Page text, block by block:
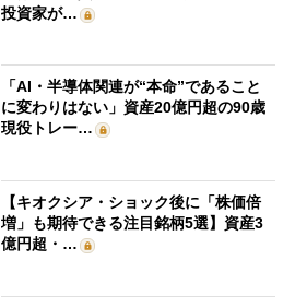
投資家が…
「AI・半導体関連が“本命”であること
に変わりはない」資産20億円超の90歳
現役トレー…
【キオクシア・ショック後に「株価倍
増」も期待できる注目銘柄5選】資産3
億円超・…